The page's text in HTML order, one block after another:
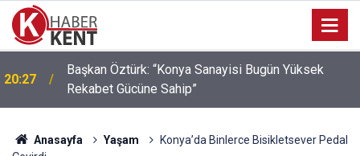
20:27
Başkan Öztürk: “Konya Sanayisi Bugün Yüksek
Rekabet Gücüne Sahip”
Anasayfa Yaşam
Konya’da Binlerce Bisikletsever Pedal